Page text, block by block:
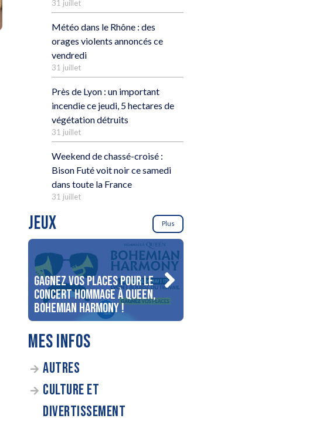
31 juillet
Météo dans le Rhône : des
orages violents annoncés ce
vendredi
31 juillet
Près de Lyon : un important
incendie ce jeudi, 5 hectares de
végétation détruits
31 juillet
Weekend de chassé-croisé :
Bison Futé voit noir ce samedi
dans toute la France
31 juillet
JEUX Plus
Gagnez vos places pour le
concert Hommage à Queen,
Bohemian Harmony !
MES INFOS
AUTRES
CULTURE ET
DIVERTISSEMENT